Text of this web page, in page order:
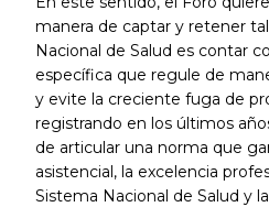
manera de captar y retener
Nacional de Salud es contar
específica que regule de
y evite la creciente fuga de
registrando en los últimos
de articular una norma que
asistencial, la excelencia
Sistema Nacional de Salud y